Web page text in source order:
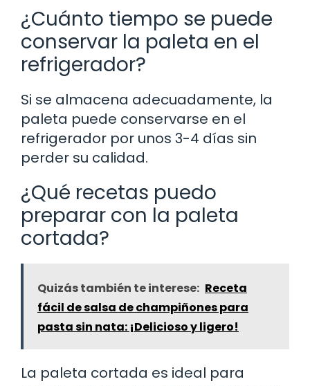
¿Cuánto tiempo se puede
conservar la paleta en el
refrigerador?
Si se almacena adecuadamente, la
paleta puede conservarse en el
refrigerador por unos 3-4 días sin
perder su calidad.
¿Qué recetas puedo
preparar con la paleta
cortada?
Quizás también te interese: Receta
fácil de salsa de champiñones para
pasta sin nata: ¡Delicioso y ligero!
La paleta cortada es ideal para